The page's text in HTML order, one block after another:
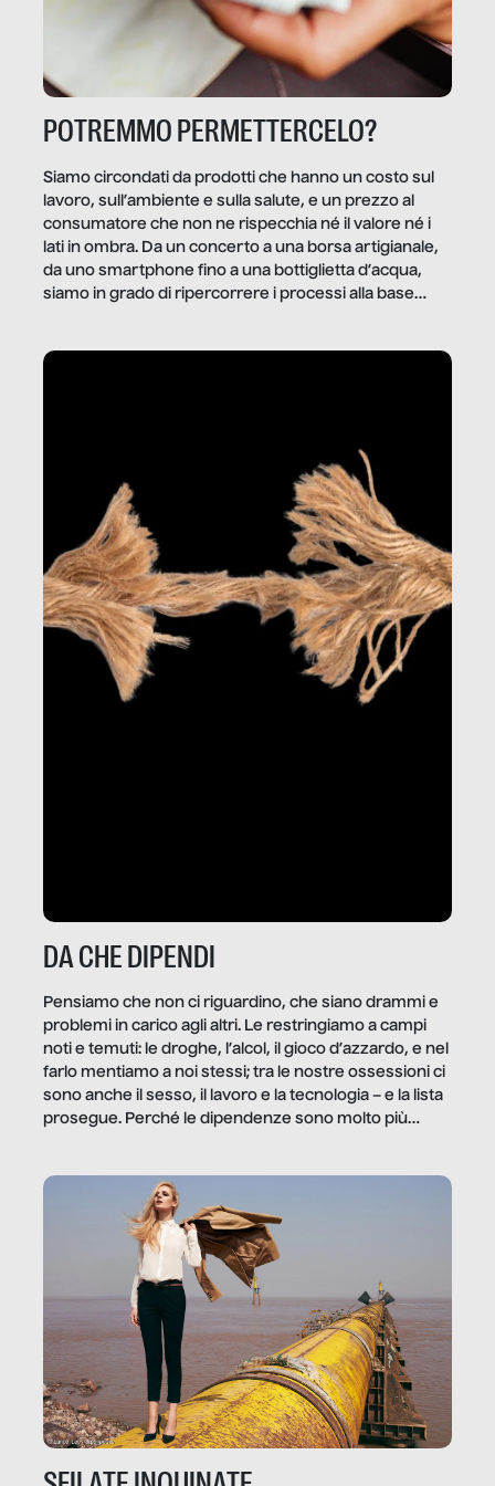
POTREMMO PERMETTERCELO?
Siamo circondati da prodotti che hanno un costo sul
lavoro, sull’ambiente e sulla salute, e un prezzo al
consumatore che non ne rispecchia né il valore né i
lati in ombra. Da un concerto a una borsa artigianale,
da uno smartphone fino a una bottiglietta d’acqua,
siamo in grado di ripercorrere i processi alla base
dietro gli oggetti e i servizi che fanno la nostra vita
DA CHE DIPENDI
Pensiamo che non ci riguardino, che siano drammi e
problemi in carico agli altri. Le restringiamo a campi
noti e temuti: le droghe, l’alcol, il gioco d’azzardo, e nel
farlo mentiamo a noi stessi; tra le nostre ossessioni ci
sono anche il sesso, il lavoro e la tecnologia – e la lista
prosegue. Perché le dipendenze sono molto più
trae un guadagno. In questo reportage vediamo
quale e come.